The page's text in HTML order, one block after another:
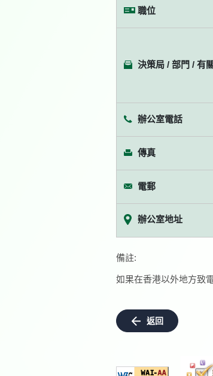
職位
決策局 / 部門 / 有
辦公室電話
傳真
電郵
辦公室地址
備註:
如果在香港以外地方致
返回